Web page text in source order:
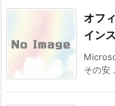
オフ
イン
その安